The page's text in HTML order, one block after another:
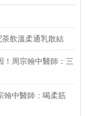
飲溫柔通乳散結
周宗翰中醫師：三
翰中醫師：喝柔筋